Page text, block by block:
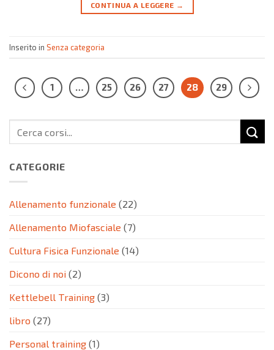
CONTINUA A LEGGERE →
Inserito in Senza categoria
1 … 25 26 27 28 29
CATEGORIE
Allenamento funzionale (22)
Allenamento Miofasciale (7)
Cultura Fisica Funzionale (14)
Dicono di noi (2)
Kettlebell Training (3)
libro (27)
Personal training (1)